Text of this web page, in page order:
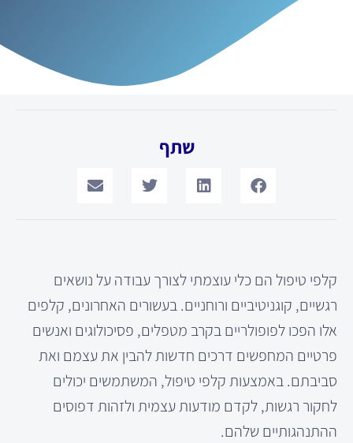
שתף
קלפי טיפול הם כלי עוצמתי לצורך עבודה על נושאים
רגשיים, קוגניטיביים ורוחניים. בעשורים האחרונים, קלפים
אלו הפכו לפופולריים בקרב מטפלים, פסיכולוגים ואנשים
פרטיים המחפשים דרכים חדשות להבין את עצמם ואת
סביבתם. באמצעות קלפי טיפול, המשתמשים יכולים
לחקור רגשות, לקדם מודעות עצמית ולזהות דפוסים
ההתנהגותיים שלהם.